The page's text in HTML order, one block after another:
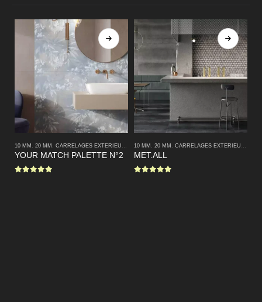
10 MM , 20 MM , CARRELAGES EXTERIEURS CARRELAGES INTERIEURS,MODERNE
YOUR MATCH PALETTE N°2
10 MM , 20 MM , CARRELAGES EXTERIEURS
MET.ALL